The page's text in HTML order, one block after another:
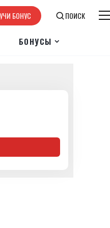
БОНУС ПОИСК
БОНУСЫ